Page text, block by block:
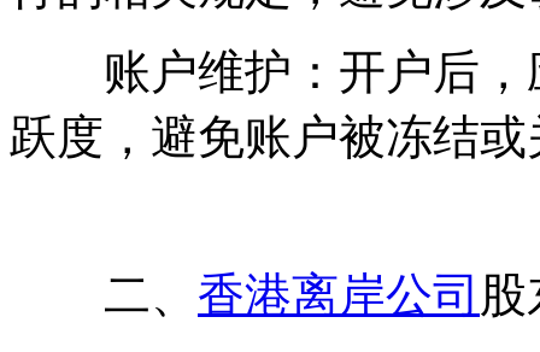
账户维护：开户后，
跃度，避免账户被冻结或
二、 香港离岸公司